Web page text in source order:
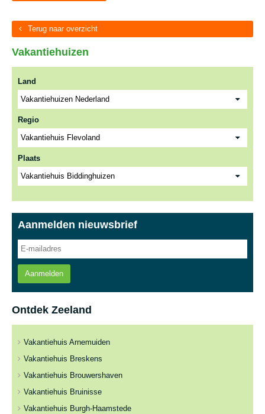
Terug naar overzicht
Vakantiehuizen
Land
Regio
Plaats
Aanmelden nieuwsbrief
Aanmelden
Ontdek Zeeland
Vakantiehuis Arnemuiden
Vakantiehuis Breskens
Vakantiehuis Brouwershaven
Vakantiehuis Bruinisse
Vakantiehuis Burgh-Haamstede